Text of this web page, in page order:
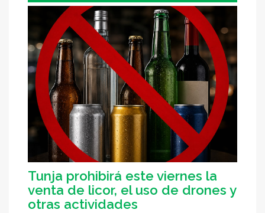
Tunja prohibirá este viernes la
venta de licor, el uso de drones y
otras actividades